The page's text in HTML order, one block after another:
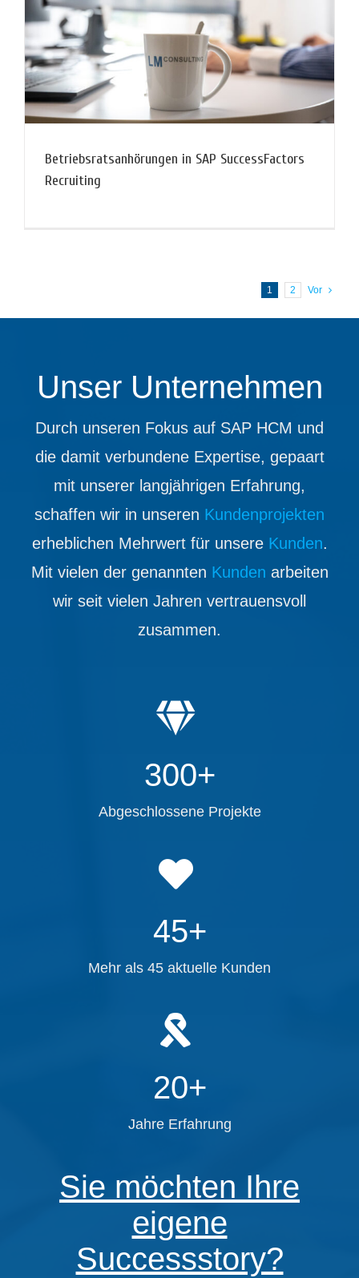
Betriebsratsanhörungen in SAP SuccessFactors
Recruiting
1 2 Vor
Unser Unternehmen
Durch unseren Fokus auf SAP HCM und
die damit verbundene Expertise, gepaart
mit unserer langjährigen Erfahrung,
schaffen wir in unseren Kundenprojekten
erheblichen Mehrwert für unsere Kunden.
Mit vielen der genannten Kunden arbeiten
wir seit vielen Jahren vertrauensvoll
zusammen.
300+
Abgeschlossene Projekte
45+
Mehr als 45 aktuelle Kunden
20+
Jahre Erfahrung
Sie möchten Ihre
eigene
Successstory?